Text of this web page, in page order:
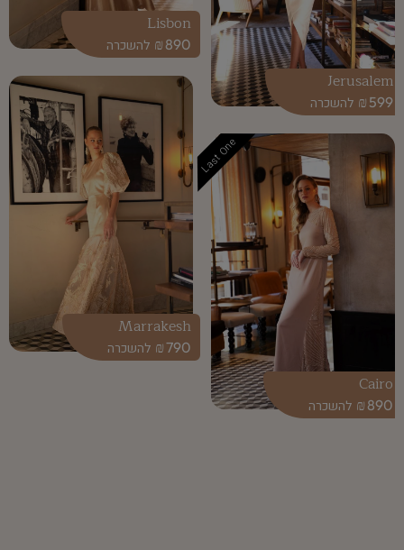
599
₪
Jerusalem
890
₪
Lisbon
Last One
890
₪
Cairo
790
₪
Marrakesh